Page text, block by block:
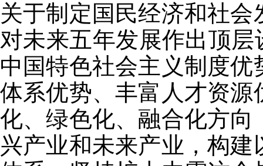
关于制定国民经济和社
对未来五年发展作出顶
中国特色社会主义制度
体系优势、丰富人才资
化、绿色化、融合化方
兴产业和未来产业，构